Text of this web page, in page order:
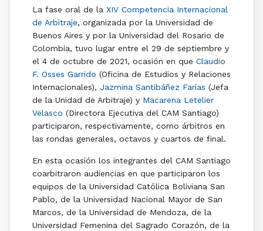
La fase oral de la XIV Competencia Internacional
de Arbitraje, organizada por la Universidad de
Buenos Aires y por la Universidad del Rosario de
Colombia, tuvo lugar entre el 29 de septiembre y
el 4 de octubre de 2021, ocasión en que Claudio
F. Osses Garrido (Oficina de Estudios y Relaciones
Internacionales), Jazmina Santibáñez Farías (Jefa
de la Unidad de Arbitraje) y Macarena Letelier
Velasco (Directora Ejecutiva del CAM Santiago)
participaron, respectivamente, como árbitros en
las rondas generales, octavos y cuartos de final.
En esta ocasión los integrantes del CAM Santiago
coarbitraron audiencias en que participaron los
equipos de la Universidad Católica Boliviana San
Pablo, de la Universidad Nacional Mayor de San
Marcos, de la Universidad de Mendoza, de la
Universidad Femenina del Sagrado Corazón, de la